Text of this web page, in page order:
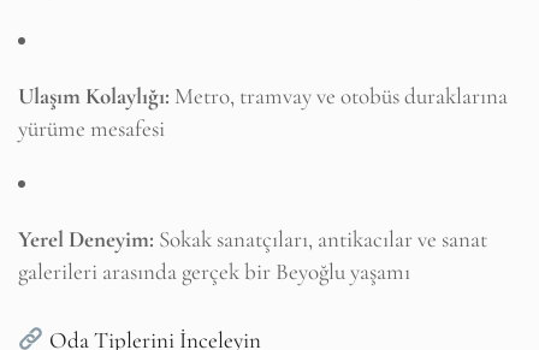
Ulaşım Kolaylığı: Metro, tramvay ve otobüs duraklarına
yürüme mesafesi
Yerel Deneyim: Sokak sanatçıları, antikacılar ve sanat
galerileri arasında gerçek bir Beyoğlu yaşamı
Oda Tiplerini İnceleyin